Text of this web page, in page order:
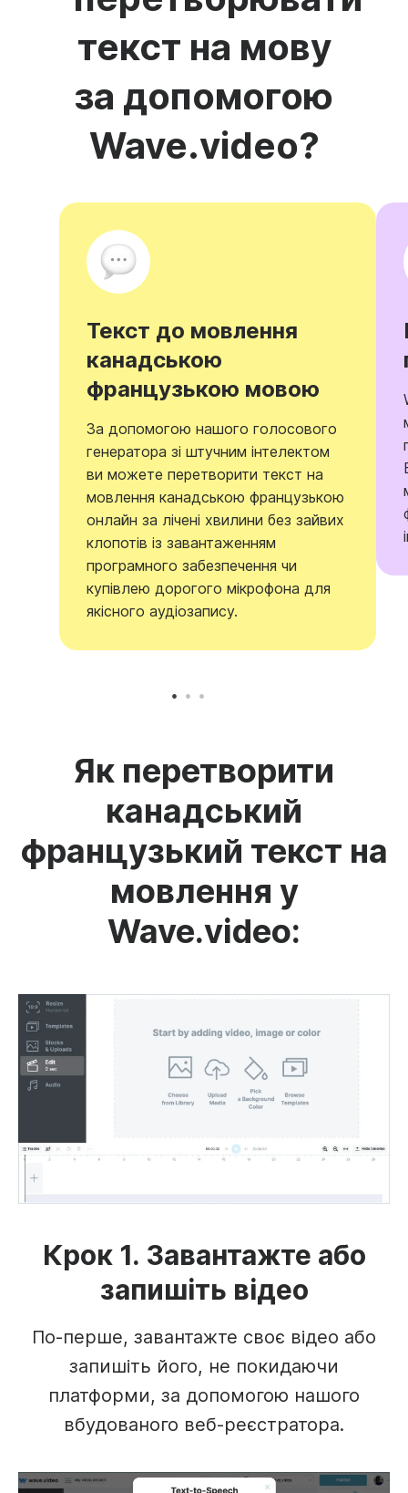
текст на мову
за допомогою
Wave.video?
Текст до мовлення
канадською
французькою мовою
За допомогою нашого голосового
генератора зі штучним інтелектом
ви можете перетворити текст на
мовлення канадською французькою
онлайн за лічені хвилини без зайвих
клопотів із завантаженням
програмного забезпечення чи
купівлею дорогого мікрофона для
якісного аудіозапису.
Як перетворити
канадський
французький текст на
мовлення у
Wave.video:
Крок 1. Завантажте або
запишіть відео
По-перше, завантажте своє відео або
запишіть його, не покидаючи
платформи, за допомогою нашого
вбудованого веб-реєстратора.